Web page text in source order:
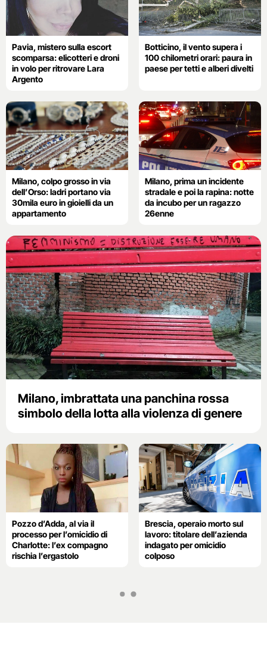
Pavia, mistero sulla escort
scomparsa: elicotteri e droni
in volo per ritrovare Lara
Argento
Botticino, il vento supera i
100 chilometri orari: paura in
paese per tetti e alberi divelti
Milano, colpo grosso in via
dell’Orso: ladri portano via
30mila euro in gioielli da un
appartamento
Milano, prima un incidente
stradale e poi la rapina: notte
da incubo per un ragazzo
26enne
Milano, imbrattata una panchina rossa
simbolo della lotta alla violenza di genere
Pozzo d’Adda, al via il
processo per l’omicidio di
Charlotte: l’ex compagno
rischia l’ergastolo
Brescia, operaio morto sul
lavoro: titolare dell’azienda
indagato per omicidio
colposo